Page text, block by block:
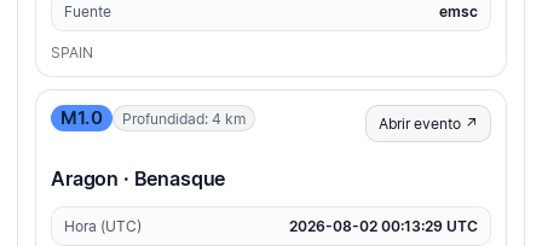
Fuente emsc
SPAIN
M1.0 Profundidad: 4 km Abrir evento ↗
Aragon · Benasque
Hora (UTC) 2026-08-02 00:13:29 UTC